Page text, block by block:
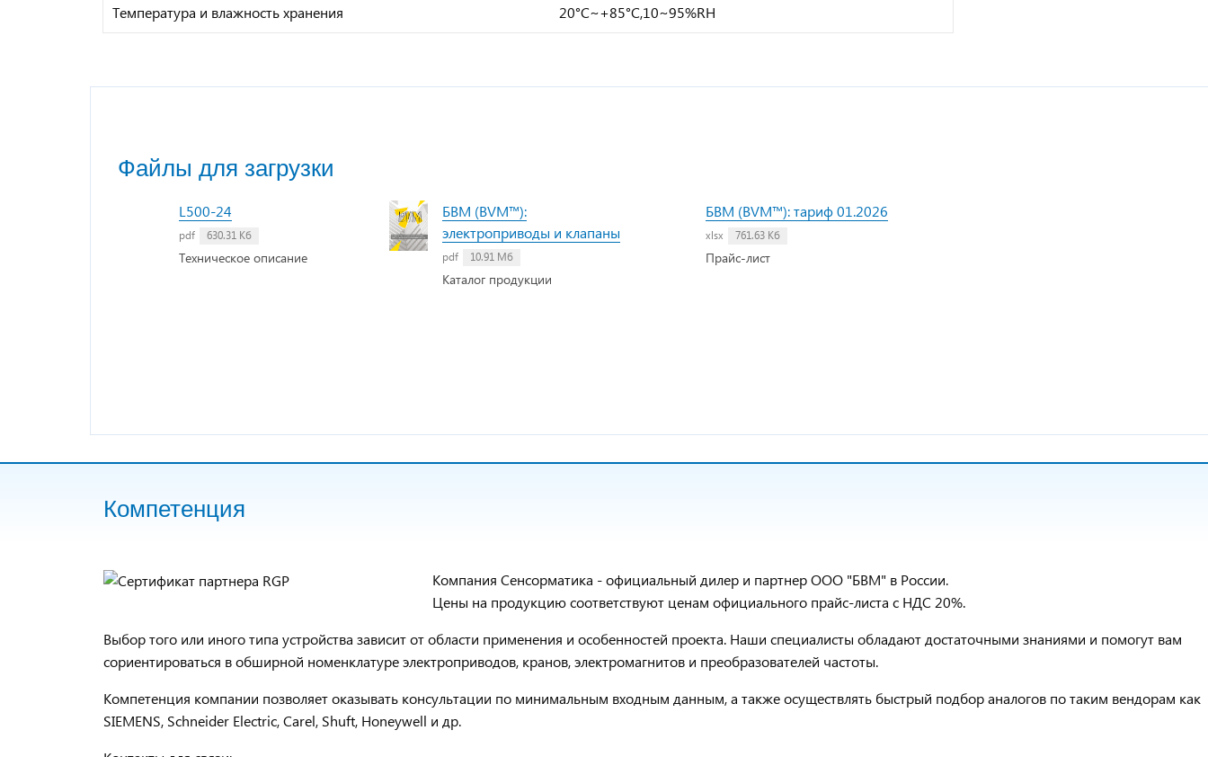
Температура и влажность хранения
20°C~+85°C,10~95%RH
Файлы для загрузки
L500-24
pdf 630.31 Кб
Техническое описание
БВМ (BVM™):
электроприводы и клапаны
pdf 10.91 Мб
Каталог продукции
БВМ (BVM™): тариф 01.2026
xlsx 761.63 Кб
Прайс-лист
Компетенция
Компания Сенсорматика - официальный дилер и партнер ООО "БВМ" в России.
Цены на продукцию соответствуют ценам официального прайс-листа с НДС 20%.
Выбор того или иного типа устройства зависит от области применения и особенностей проекта. Наши специалисты обладают достаточными знаниями и помогут вам
сориентироваться в обширной номенклатуре электроприводов, кранов, электромагнитов и преобразователей частоты.
Компетенция компании позволяет оказывать консультации по минимальным входным данным, а также осуществлять быстрый подбор аналогов по таким вендорам как
SIEMENS, Schneider Electric, Carel, Shuft, Honeywell и др.